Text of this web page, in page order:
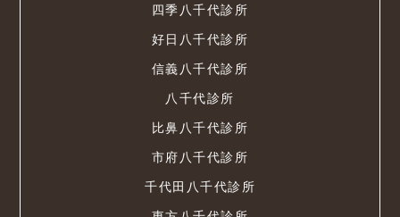
四季八千代診所
好日八千代診所
信義八千代診所
八千代診所
比鼻八千代診所
市府八千代診所
千代田八千代診所